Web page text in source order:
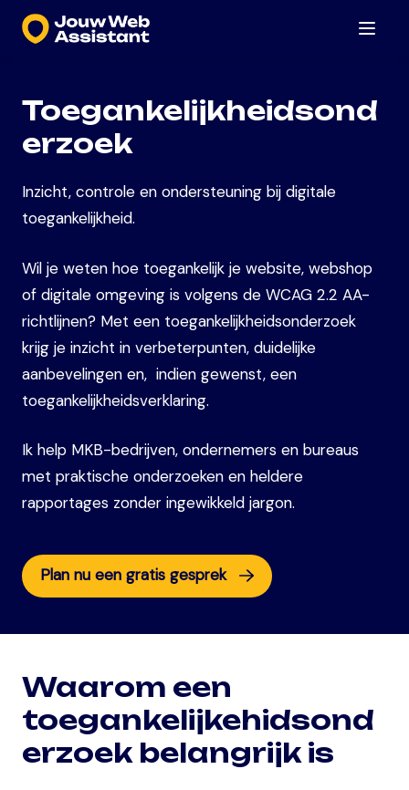
Menu
Toegankelijkheidsond
erzoek
Inzicht, controle en ondersteuning bij digitale
toegankelijkheid.
Wil je weten hoe toegankelijk je website, webshop
of digitale omgeving is volgens de WCAG 2.2 AA-
richtlijnen? Met een toegankelijkheidsonderzoek
krijg je inzicht in verbeterpunten, duidelijke
aanbevelingen en, indien gewenst, een
toegankelijkheidsverklaring.
Ik help MKB-bedrijven, ondernemers en bureaus
met praktische onderzoeken en heldere
rapportages zonder ingewikkeld jargon.
Plan nu een gratis gesprek
Waarom een
toegankelijkehidsond
erzoek belangrijk is